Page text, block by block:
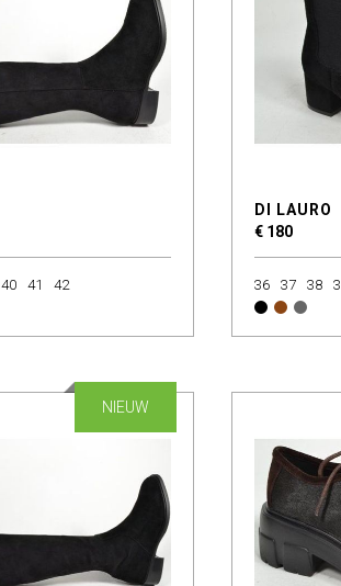
40 41 42
DI LAURO
€ 180
36 37 38
NIEUW